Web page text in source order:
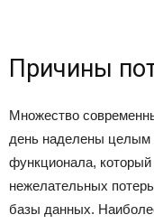
Причины
Множество
день наделены целым
функционала,
нежелательных
базы данных.